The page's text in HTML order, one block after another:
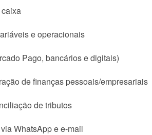
e operacionais
Pago, bancários e digitais)
de finanças pessoais/empresariais
de tributos
WhatsApp e e-mail